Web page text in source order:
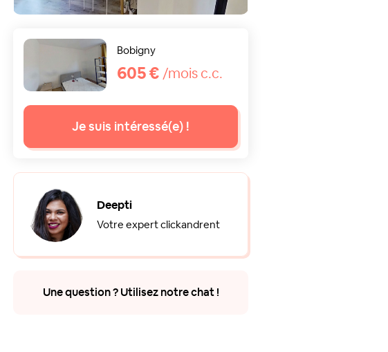
Bobigny
605 € /mois c.c.
Je suis intéressé(e) !
Deepti
Votre expert clickandrent
Une question ? Utilisez notre chat !